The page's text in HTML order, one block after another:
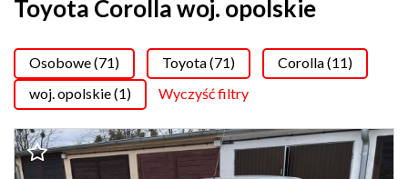
Toyota Corolla woj. opolskie
Osobowe (71) Toyota (71)
Corolla (11)
woj. opolskie (1)
Wyczyść filtry